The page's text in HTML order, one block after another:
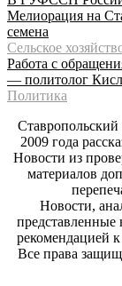
Мелиорация на
семена
Сельское
Работа с
— политолог
Политика
2009 года
Новости из
материалов
Новости,
представленные
рекомендацией
Все права